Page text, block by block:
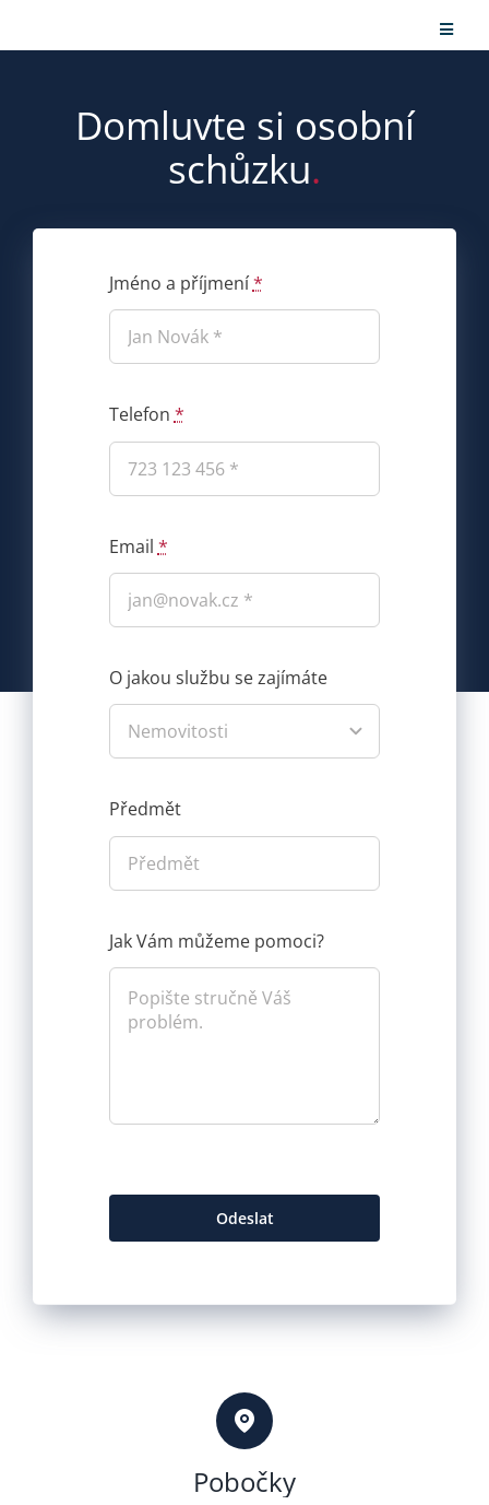
na
Domluvte si osobní
schůzku.
Jméno a příjmení*
Telefon *
Email *
O jakou službu se zajímáte
Předmět
Jak Vám můžeme pomoci?
Odeslat
Pobočky